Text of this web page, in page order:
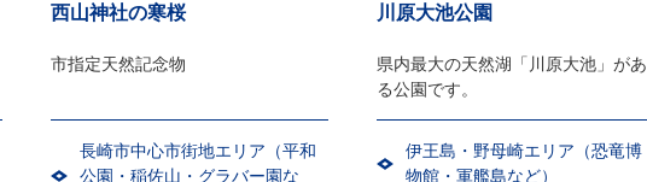
西山神社の寒桜
市指定天然記念物
長崎市中心市街地エリア（平和
公園・稲佐山・グラバー園な
川原大池公園
県内最大の天然湖「川原大池」があ
る公園です。
伊王島・野母崎エリア（恐竜博
物館・軍艦島など）